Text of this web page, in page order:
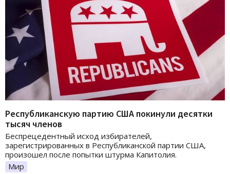
Республиканскую партию США покинули десятки
тысяч членов
Беспрецедентный исход избирателей,
зарегистрированных в Республиканской партии США,
произошел после попытки штурма Капитолия.
Мир